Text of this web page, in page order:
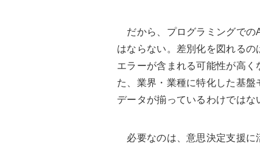
だから、プログラミングでの
はならない。差別化を図れる
エラーが含まれる可能性が高
た、業界・業種に特化した基
データが揃っているわけではな
必要なのは、意思決定支援に